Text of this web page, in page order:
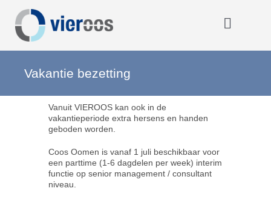
naar
inhoud
Toggle
Home
Activiteiten
Opmerkelijk
Vakantie bezetting
Vanuit VIEROOS kan ook in de
vakantieperiode extra hersens en handen
geboden worden.
Coos Oomen is vanaf 1 juli beschikbaar voor
een parttime (1-6 dagdelen per week) interim
functie op senior management / consultant
niveau.